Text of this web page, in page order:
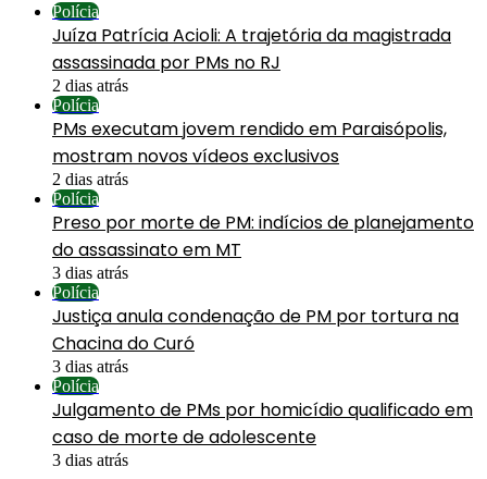
Polícia
Juíza Patrícia Acioli: A trajetória da magistrada
assassinada por PMs no RJ
2 dias atrás
Polícia
PMs executam jovem rendido em Paraisópolis,
mostram novos vídeos exclusivos
2 dias atrás
Polícia
Preso por morte de PM: indícios de planejamento
do assassinato em MT
3 dias atrás
Polícia
Justiça anula condenação de PM por tortura na
Chacina do Curó
3 dias atrás
Polícia
Julgamento de PMs por homicídio qualificado em
caso de morte de adolescente
3 dias atrás